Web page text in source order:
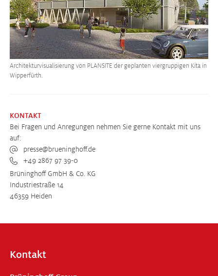
Architekturvisualisierung von PLANSITE der geplanten viergruppigen Kita in
Wipperfürth.
KONTAKT
Bei Fragen und Anregungen nehmen Sie gerne Kontakt mit uns
auf:
presse@brueninghoff.de
+49 2867 97 39-0
Brüninghoff GmbH & Co. KG
Industriestraße 14
46359 Heiden
Kontakt